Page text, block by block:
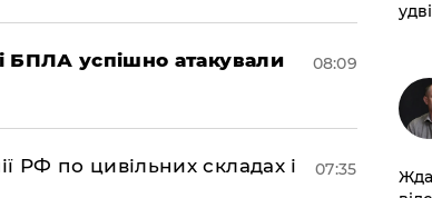
БПЛА успішно атакували
08:09
РФ по цивільних складах і
07:35